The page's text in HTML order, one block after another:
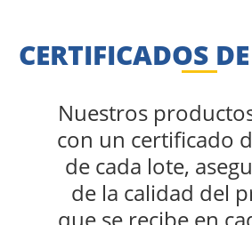
CERTIFICADOS
Nuestros
con un certificado
de cada lote,
de la calidad del